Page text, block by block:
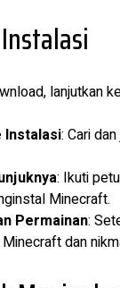
lanjutkan
Instalasi: Cari
: Ikuti
Minecraft.
Permainan:
dan